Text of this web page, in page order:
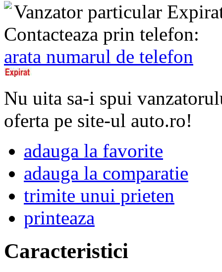
Vanzator particular
Contacteaza prin telefon:
arata numarul de telefon
Nu uita sa-i spui
oferta pe site-ul auto.ro!
adauga la favorite
adauga la comparatie
trimite unui prieten
printeaza
Caracteristici